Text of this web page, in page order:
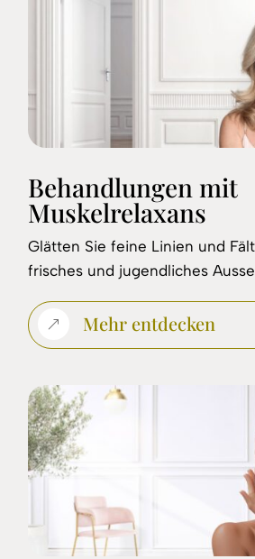
Behandlungen mit
Muskelrelaxans
Glätten Sie feine Linien und
frisches und jugendliches
& Mehr entdecken